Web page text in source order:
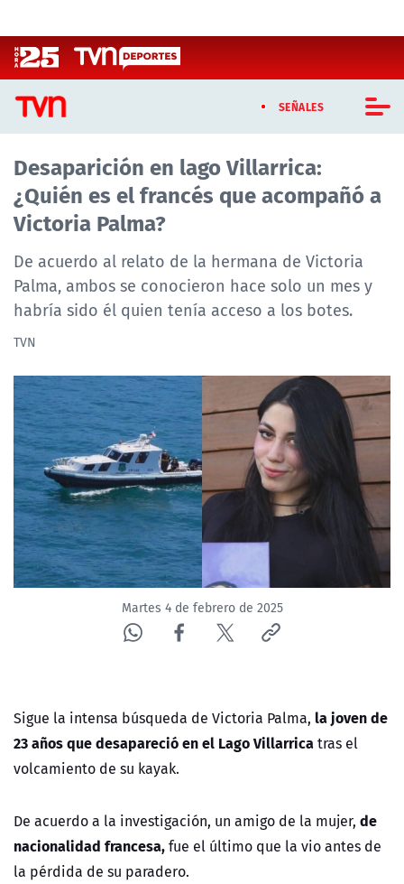
SEÑALES
CASTING MASTERCHEF CHILE
CASTING TVN VERTICAL
TVN VERTICAL
TVN PLAY
PROGRAMAS
TELESERIES
NTV
ACTUALIDAD Y TENDENCIAS
CORPORATIVO Y TRANSPARENCIA
CANAL DE DENUNCIAS
ÁREA DE PROYECTOS
Desaparición en lago Villarrica:
¿Quién es el francés que acompañó a
Victoria Palma?
De acuerdo al relato de la hermana de Victoria
Palma, ambos se conocieron hace solo un mes y
habría sido él quien tenía acceso a los botes.
TVN
Martes 4 de febrero de 2025
Sigue la intensa búsqueda de Victoria Palma, la joven de
23 años que desaparecióen el Lago Villarricatras el
volcamiento de su kayak.
De acuerdo a la investigación, un amigo de la mujer, de
nacionalidad francesa,fue el último que la vio antes de
la pérdida de su paradero.